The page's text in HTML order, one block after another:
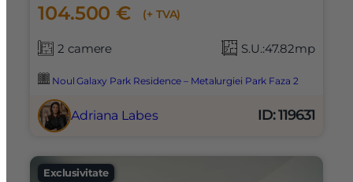
104.500 € (+ TVA)
2 camere S.U.:47.82mp
Noul Galaxy Park Residence – Metalurgiei Park Faza 2
Adriana Labes ID: 119631
Exclusivitate